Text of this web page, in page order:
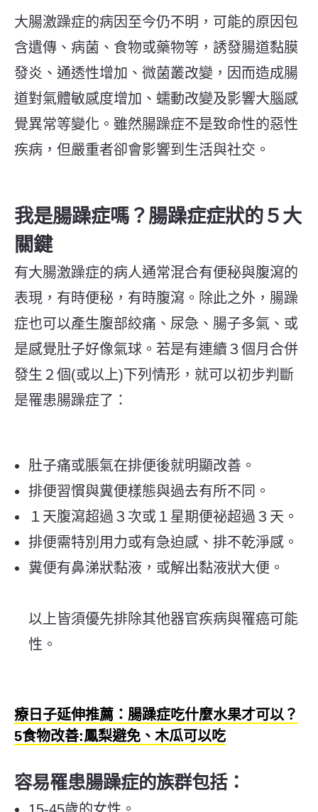
大腸激躁症的病因至今仍不明，可能的原因包
含遺傳、病菌、食物或藥物等，誘發腸道黏膜
發炎、通透性增加、微菌叢改變，因而造成腸
道對氣體敏感度增加、蠕動改變及影響大腦感
覺異常等變化。雖然腸躁症不是致命性的惡性
疾病，但嚴重者卻會影響到生活與社交。
我是腸躁症嗎？腸躁症症狀的５大
關鍵
有大腸激躁症的病人通常混合有便秘與腹瀉的
表現，有時便秘，有時腹瀉。除此之外，腸躁
症也可以產生腹部絞痛、尿急、腸子多氣、或
是感覺肚子好像氣球。若是有連續３個月合併
發生２個(或以上)下列情形，就可以初步判斷
是罹患腸躁症了：
肚子痛或脹氣在排便後就明顯改善。
排便習慣與糞便樣態與過去有所不同。
１天腹瀉超過３次或１星期便祕超過３天。
排便需特別用力或有急迫感、排不乾淨感。
糞便有鼻涕狀黏液，或解出黏液狀大便。
以上皆須優先排除其他器官疾病與罹癌可能
性。
療日子延伸推薦：腸躁症吃什麼水果才可以？
5食物改善:鳳梨避免、木瓜可以吃
容易罹患腸躁症的族群包括：